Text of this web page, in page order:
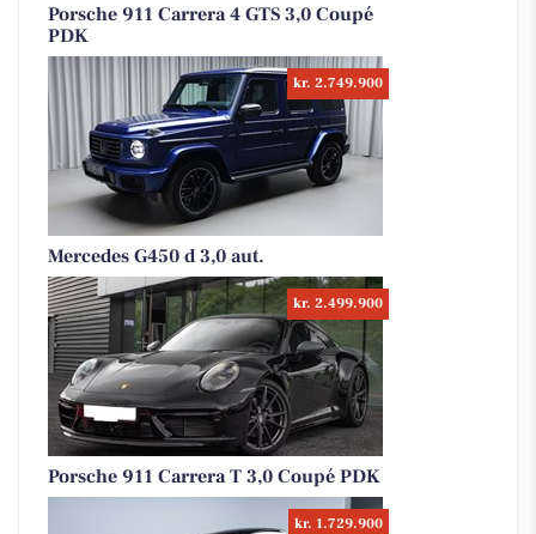
Porsche 911 Carrera 4 GTS 3,0 Coupé
PDK
kr. 2.749.900
Mercedes G450 d 3,0 aut.
kr. 2.499.900
Porsche 911 Carrera T 3,0 Coupé PDK
kr. 1.729.900